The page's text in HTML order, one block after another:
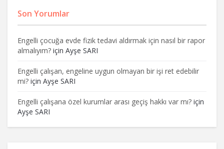
Son Yorumlar
Engelli çocuğa evde fizik tedavi aldırmak için nasıl bir rapor
almalıyım? için Ayşe SARI
Engelli çalışan, engeline uygun olmayan bir işi ret edebilir
mi? için Ayşe SARI
Engelli çalışana özel kurumlar arası geçiş hakkı var mı? için
Ayşe SARI